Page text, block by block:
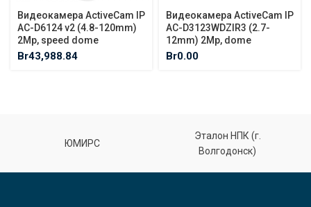
Видеокамера ActiveCam IP
AC-D6124 v2 (4.8-120mm)
2Mp, speed dome
Br43,988.84
Видеокамера ActiveCam IP
AC-D3123WDZIR3 (2.7-
12mm) 2Mp, dome
Br0.00
ЮМИРС
Эталон НПК (г.
Волгодонск)